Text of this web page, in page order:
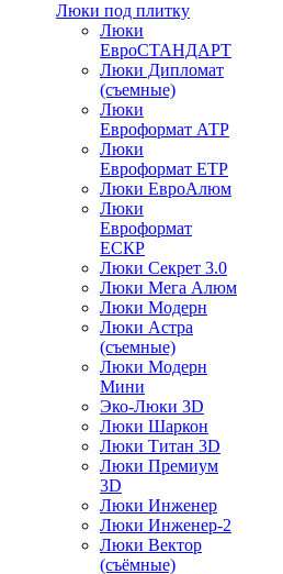
Люки под плитку
Люки
ЕвроСТАНДАРТ
Люки Дипломат
(съемные)
Люки
Евроформат АТР
Люки
Евроформат ЕТР
Люки ЕвроАлюм
Люки
Евроформат
ЕСКР
Люки Секрет 3.0
Люки Мега Алюм
Люки Модерн
Люки Астра
(съемные)
Люки Модерн
Мини
Эко-Люки 3D
Люки Шаркон
Люки Титан 3D
Люки Премиум
3D
Люки Инженер
Люки Инженер-2
Люки Вектор
(съёмные)